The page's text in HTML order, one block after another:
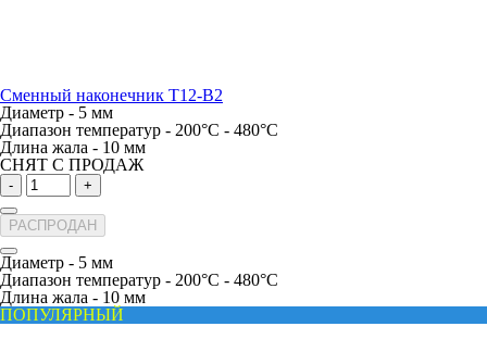
Сменный наконечник T12-B2
Диаметр - 5 мм
Диапазон температур - 200°C - 480°C
Длина жала - 10 мм
СНЯТ С ПРОДАЖ
- +
РАСПРОДАН
Диаметр - 5 мм
Диапазон температур - 200°C - 480°C
Длина жала - 10 мм
ПОПУЛЯРНЫЙ